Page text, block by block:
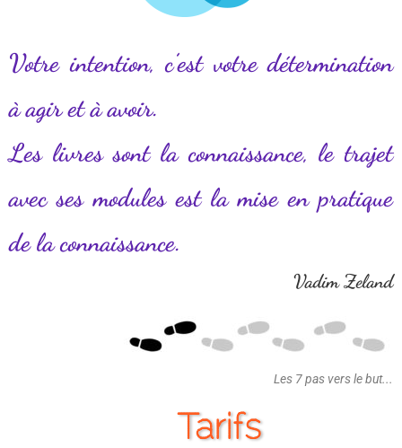
Votre intention, c’est votre détermination
à agir et à avoir.
Les livres sont la connaissance, le trajet
avec ses modules est la mise en pratique
de la connaissance.
Vadim Zeland
Les 7 pas vers le but...
Tarifs